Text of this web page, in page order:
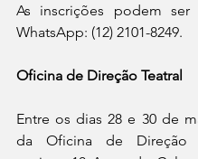
As inscrições podem ser
WhatsApp: (12) 2101-8249.
Oficina de Direção Teatral
Entre os dias 28 e 30 de
da Oficina de Direção